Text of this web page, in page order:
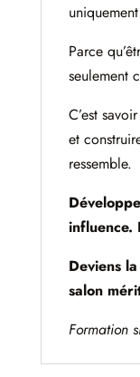
Parce
seulement
C’est
et
ressemble.
influence.
Deviens
salon
Formation